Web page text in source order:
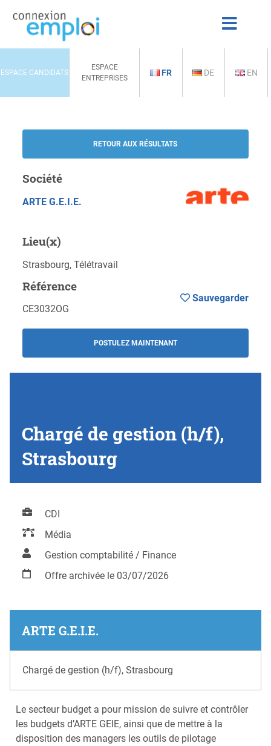
ESPACE CANDIDATS
ESPACE
ENTREPRISES
FR DE EN
RETOUR AUX RÉSULTATS
Société
ARTE G.E.I.E.
Lieu(x)
Strasbourg, Télétravail
Référence
CE3032OG
POSTULEZ MAINTENANT
Sauvegarder
Chargé de gestion (h/f),
Strasbourg
CDI
Média
Gestion comptabilité / Finance
Offre archivée le 03/07/2026
ARTE G.E.I.E.
Chargé de gestion (h/f), Strasbourg
Le secteur budget a pour mission de suivre et contrôler
les budgets d’ARTE GEIE, ainsi que de mettre à la
disposition des managers les outils de pilotage